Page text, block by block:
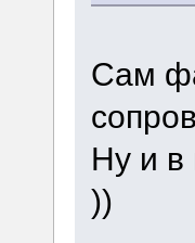
Сам
Ну и в
))